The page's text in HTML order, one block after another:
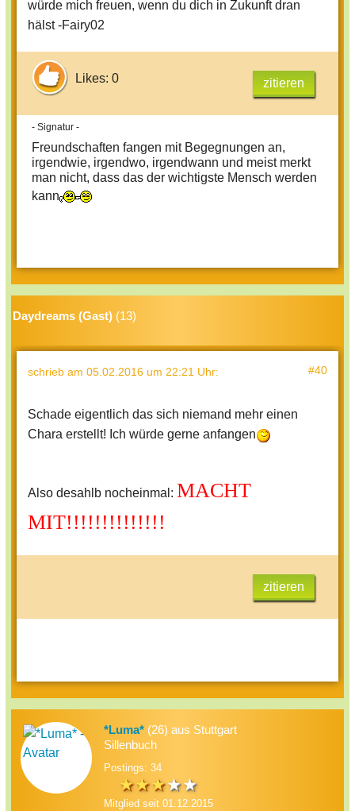
würde mich freuen, wenn du dich in Zukunft dran
hälst -Fairy02
Likes: 0 zitieren
- Signatur -
Freundschaften fangen mit Begegnungen an,
irgendwie, irgendwo, irgendwann und meist merkt
man nicht, dass das der wichtigste Mensch werden
kann
Daydreams (Gast) (13)
schrieb am 05.02.2016 um 22:21 Uhr: #40
Schade eigentlich das sich niemand mehr einen
Chara erstellt! Ich würde gerne anfangen
Also desahlb nocheinmal: MACHT
MIT!!!!!!!!!!!!!!
zitieren
*Luma* (26) aus Stuttgart
Sillenbuch
Postings: 34
Mitglied seit 01.12.2015